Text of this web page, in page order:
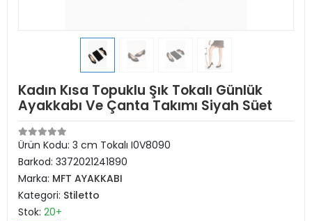
Kadın Kısa Topuklu Şık Tokalı Günlük
Ayakkabı Ve Çanta Takımı Siyah Süet
Ürün Kodu: 3 cm Tokalı I0V8090
Barkod: 3372021241890
Marka: MFT AYAKKABI
Kategori: Stiletto
Stok: 20+